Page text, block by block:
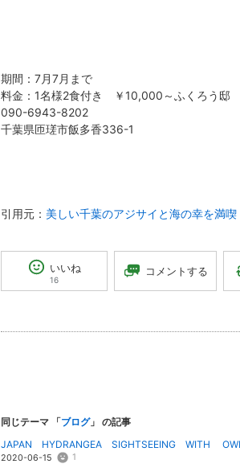
期間：7月7月まで
料金：1名様2食付き ￥10,000～ふくろう邸
090-6943-8202
千葉県匝瑳市飯多香336-1
引用元： 美しい千葉のアジサイと海の幸を満喫
いいね
16
コメントする
同じテーマ 「ブログ」 の記事
JAPAN HYDRANGEA SIGHTSEEING WITH
2020-06-15 1